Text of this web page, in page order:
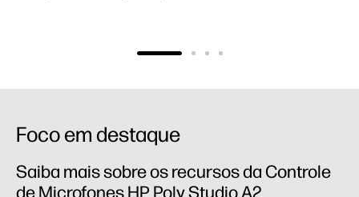
Foco em destaque
Saiba mais sobre os recursos da Controle